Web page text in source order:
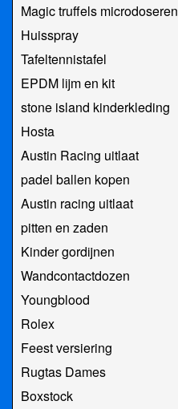
Magic truffels microdoseren
Huisspray
Tafeltennistafel
EPDM lijm en kit
stone island kinderkleding
Hosta
Austin Racing uitlaat
padel ballen kopen
Austin racing uitlaat
pitten en zaden
Kinder gordijnen
Wandcontactdozen
Youngblood
Rolex
Feest versiering
Rugtas Dames
Boxstock